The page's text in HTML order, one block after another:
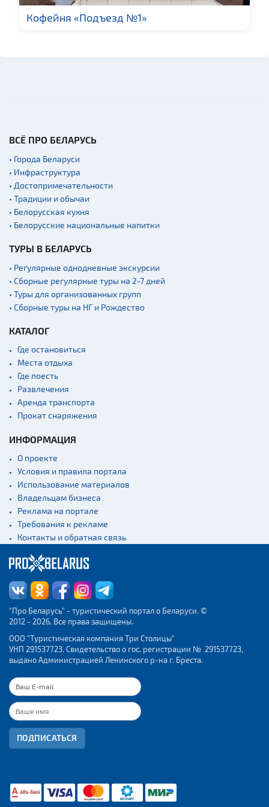
Спортинг-клубы и тиры
людям
Концертные залы
Начало и окончание
экскурсий: г. Минск
Спортивные
сооружения
Аэропорты
вокзалы
Речной транспорт и
причалы
Кофейня «Подъезд №1»
ВСЁ ПРО БЕЛАРУСЬ
• Города Беларуси
• Инфраструктура
• Достопримечательности
• Традиции и обычаи
• Белорусская кухня
• Белорусские национальные напитки
ТУРЫ В БЕЛАРУСЬ
• Регулярные однодневные экскурсии
• Сборные регулярные туры на 2-7 дней
• Туры для организованных групп
• Сборные туры на НГ и Рождество
КАТАЛОГ
Где остановиться
Места отдыха
Где поесть
Развлечения
Аренда транспорта
Прокат снаряжения
ИНФОРМАЦИЯ
О проекте
Условия и правила портала
Использование материалов
Владельцам бизнеса
Реклама на портале
Требования к рекламе
Контакты и обратная связь
"Про Беларусь" - туристический портал о Беларуси. ©
2012 - 2026. Все права защищены.
ООО "Туристическая компания Три Столицы"
УНП 291537723. Свидетельство о гос. регистрации № 291537723,
выдано Администрацией Ленинского р-на г. Бреста.
ПОДПИСАТЬСЯ